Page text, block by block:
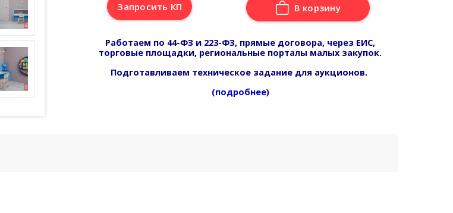
Запросить КП В корзину
Работаем по 44-ФЗ и 223-ФЗ, прямые договора, через ЕИС,
торговые площадки, региональные порталы малых закупок.
Подготавливаем техническое задание для аукционов.
(подробнее)